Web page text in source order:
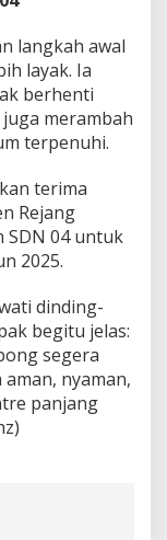
langkah awal
layak. Ia
berhenti
merambah
terpenuhi.
terima
Rejang
SDN 04 untuk
2025.
dinding-
begitu jelas:
segera
nyaman,
panjang